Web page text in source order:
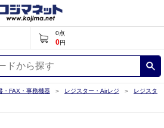
0点
0円
・FAX・事務機器 レジスター・Airレジ
レジスタ